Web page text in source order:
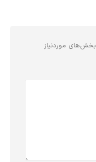
بخش‌های موردنیاز